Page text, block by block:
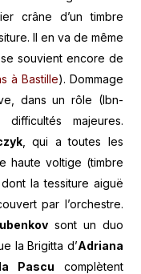
crâne d’un timbre
Il en va de même
souvient encore de
à Bastille). Dommage
dans un rôle (Ibn-
majeures.
, qui a toutes les
haute voltige (timbre
la tessiture aiguë
par l’orchestre.
sont un duo
la Brigitta d’Adriana
Pascu complètent